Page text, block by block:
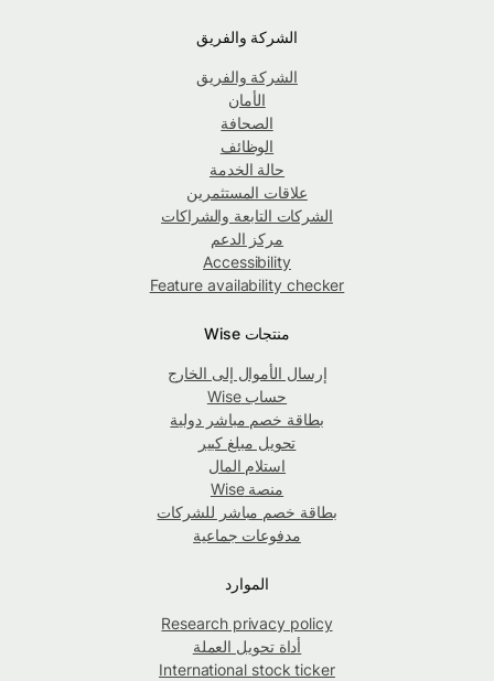
الشركة والفريق
الشركة والفريق
الأمان
الصحافة
الوظائف
حالة الخدمة
علاقات المستثمرين
الشركات التابعة والشراكات
مركز الدعم
Accessibility
Feature availability checker
منتجات Wise
إرسال الأموال إلى الخارج
حساب Wise
بطاقة خصم مباشر دولية
تحويل مبلغ كبير
استلام المال
منصة Wise
بطاقة خصم مباشر للشركات
مدفوعات جماعية
الموارد
Research privacy policy
أداة تحويل العملة
International stock ticker